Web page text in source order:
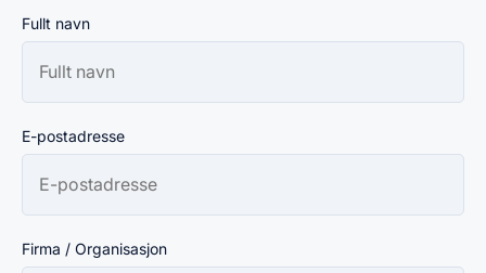
Fullt navn
E-postadresse
Firma / Organisasjon